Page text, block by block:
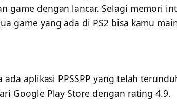
game dengan lancar. Selagi memori
game yang ada di PS2 bisa kamu
ada aplikasi PPSSPP yang telah
Google Play Store dengan rating 4.9.